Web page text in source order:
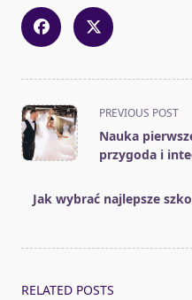
<span
class="nav-
subtitle
reader-
PREVIOUS POST
Nauka
przygoda i
Jak wybrać najlepsze
RELATED POSTS